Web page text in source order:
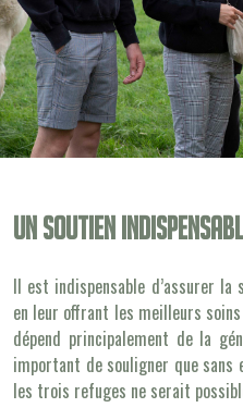
Un soutien
Il est indispensable d’assurer
en leur offrant les meilleurs
dépend principalement de la
important de souligner que sans
les trois refuges ne serait